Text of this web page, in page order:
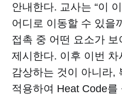
안내한다. 교사는 “이
어디로 이동할 수 있을
접촉 중 어떤 요소가 보
제시한다. 이후 이번
감상하는 것이 아니라,
적용하여 Heat Code를